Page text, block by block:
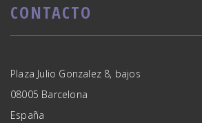
CONTACTO
Plaza Julio Gonzalez 8, bajos
08005 Barcelona
España